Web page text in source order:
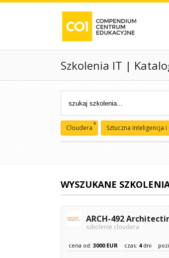
Szkolenia IT |
Cloudera
x
Sztuczna inteligencja
WYSZUKANE
ARCH-492
szkolenie cloudera
cena od: 3000 EUR czas: 4dni